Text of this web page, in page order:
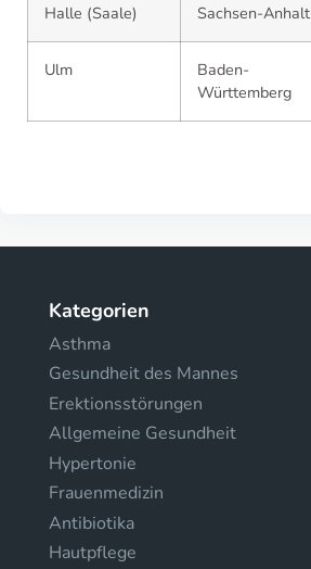
Halle (Saale) Sachsen-Anhalt
Ulm
Baden-
Württemberg
Kategorien
Asthma
Gesundheit des Mannes
Erektionsstörungen
Allgemeine Gesundheit
Hypertonie
Frauenmedizin
Antibiotika
Hautpflege